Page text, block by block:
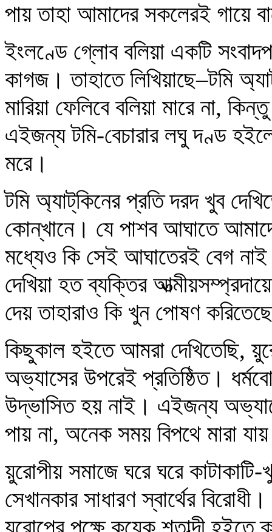
পায় তাহা আমাদের সকলেরই গায়ে
ইংলণ্ডে গ্লোব বলিয়া একটি
কাগজ। তাহাতে লিখিয়াছে–টমি
মারিয়া ফেলিবে বলিয়া মারে না,
এইজন্য টমি-বেচারার লঘু দণ্ড
মরে।
টমি অ্যাট্‌কিনের প্রতি দরদ খুব
কোন্‌খানে। যে পাশব আঘাতে
মধ্যেও কি সেই আঘাতেরই বেগ
দেখিয়া হত ব্যক্তির
দেয় তাহারাও কি খুন পোষণ
কিছুকাল হইতে আমরা দেখিতেছি,
অভ্যাসের উপরেই প্রতিষ্ঠিত।
উদ্‌ভাসিত হয় নাই। এইজন্য
পায় না, অনেক সময় বিপথে মারা
য়ুরোপীয় সমাজে ঘরে ঘরে
সেখানকার সাধারণ স্বার্থের